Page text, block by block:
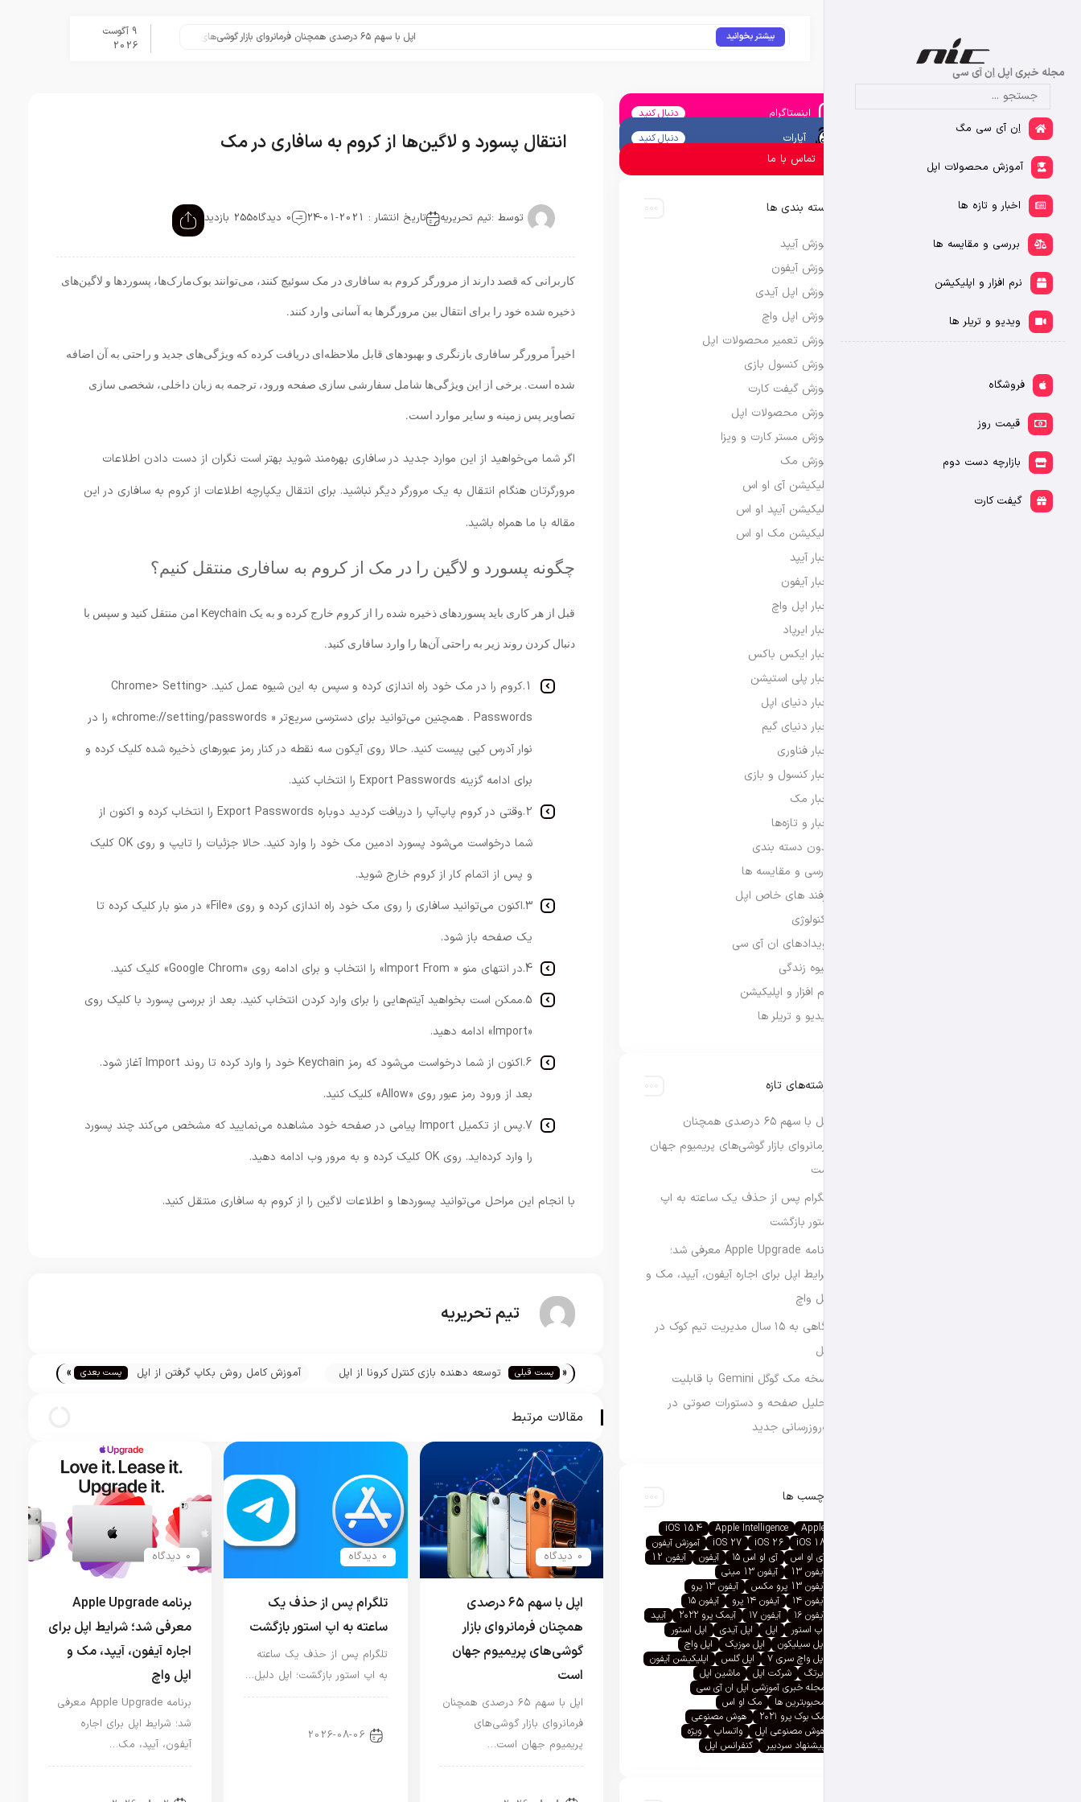
مجله خبری اپل اِن آی سی
اِن آی سی مگ
آموزش محصولات اپل
اخبار و تازه ها
بررسی و مقایسه ها
نرم افزار و اپلیکیشن
ویدیو و تریلر ها
فروشگاه
قیمت روز
بازارچه دست دوم
گیفت کارت
بیشتر بخوانید اپل با سهم ۶۵ درصدی همچنان فرمانروای بازار گوشی‌های پریمیوم جهان است تلگرام پس از حذف یک ساعته
9 آگوست
2026
انتقال پسورد و لاگین‌ها از کروم به سافاری در مک
توسط :تیم تحریریه تاریخ انتشار : 2021-01-24 0 دیدگاه 255 بازدید
کاربرانی که قصد دارند از مرورگر کروم به سافاری در مک سوئیچ کنند، می‌توانند بوک‌‌مارک‌ها، پسوردها و لاگین‌های
ذخیره شده خود را برای انتقال بین مرورگرها به آسانی وارد کنند.
اخیراً مرورگر سافاری بازنگری و بهبودهای قابل ملاحظه‌ای دریافت کرده که ویژگی‌های جدید و راحتی به آن اضافه
شده است. برخی از این ویژگی‌ها شامل سفارشی سازی صفحه ورود، ترجمه به زبان داخلی، شخصی سازی
تصاویر پس زمینه و سایر موارد است.
اگر شما می‌خواهید از این موارد جدید در سافاری بهره‌مند شوید بهتر است نگران از دست دادن اطلاعات
مرورگرتان هنگام انتقال به یک مرورگر دیگر نباشید. برای انتقال یکپارچه اطلاعات از کروم به سافاری در این
مقاله با ما همراه باشید.
چگونه پسورد و لاگین را در مک از کروم به سافاری منتقل کنیم؟
قبل از هر کاری باید پسوردهای ذخیره شده را از کروم خارج کرده و به یک Keychain امن منتقل کنید و سپس با
دنبال کردن روند زیر به راحتی آن‌ها را وارد سافاری کنید.
1.کروم را در مک خود راه اندازی کرده و سپس به این شیوه عمل کنید. Chrome> Setting>
Passwords . همچنین می‌توانید برای دسترسی سریع‌تر « chrome://setting/passwords» را در
نوار آدرس کپی پیست کنید. حالا روی آیکون سه نقطه در کنار رمز عبورهای ذخیره شده کلیک کرده و
برای ادامه گزینه Export Passwords را انتخاب کنید.
2.وقتی در کروم پاپ‌آپ را دریافت کردید دوباره Export Passwords را انتخاب کرده و اکنون از
شما درخواست می‌شود پسورد ادمین مک خود را وارد کنید. حالا جزئیات را تایپ و روی OK کلیک
و پس از اتمام کار از کروم خارج شوید.
3.اکنون می‌توانید سافاری را روی مک خود راه اندازی کرده و روی «File» در منو بار کلیک کرده تا
یک صفحه باز شود.
4.در انتهای منو « Import From» را انتخاب و برای ادامه روی «Google Chrom» کلیک کنید.
5.ممکن است بخواهید آیتم‌هایی را برای وارد کردن انتخاب کنید. بعد از بررسی پسورد با کلیک روی
«Import» ادامه دهید.
6.اکنون از شما درخواست می‌شود که رمز Keychain خود را وارد کرده تا روند Import آغاز شود.
بعد از ورود رمز عبور روی «Allow» کلیک کنید.
7.پس از تکمیل Import پیامی در صفحه خود مشاهده می‌نمایید که مشخص می‌کند چند پسورد
را وارد کرده‌اید. روی OK کلیک کرده و به مرور وب ادامه دهید.
با انجام این مراحل می‌توانید پسوردها و اطلاعات لاگین را از کروم به سافاری منتقل کنید.
تیم تحریریه
« پست قبلی
توسعه دهنده بازی کنترل کرونا از اپل
آموزش کامل روش بکاپ گرفتن از اپل
پست بعدی »
مقالات مرتبط
0 دیدگاه
اپل با سهم ۶۵ درصدی
همچنان فرمانروای بازار
گوشی‌های پریمیوم جهان
است
اپل با سهم ۶۵ درصدی همچنان
فرمانروای بازار گوشی‌های
پریمیوم جهان است…
0 دیدگاه
تلگرام پس از حذف یک
ساعته به اپ استور بازگشت
تلگرام پس از حذف یک ساعته
به اپ استور بازگشت؛ اپل دلیل…
2026-08-06
0 دیدگاه
برنامه Apple Upgrade
معرفی شد؛ شرایط اپل برای
اجاره آیفون، آیپد، مک و
اپل واچ
برنامه Apple Upgrade معرفی
شد؛ شرایط اپل برای اجاره
آیفون، آیپد، مک…
اینستاگرام دنبال کنید
آپارات دنبال کنید
تماس با ما
دسته بندی ها
آموزش آیپد
آموزش آیفون
آموزش اپل آیدی
آموزش اپل واچ
آموزش تعمیر محصولات اپل
آموزش کنسول بازی
آموزش گیفت کارت
آموزش محصولات اپل
آموزش مستر کارت و ویزا
آموزش مک
اپلیکیشن آی او اس
اپلیکیشن آیپد او اس
اپلیکیشن مک او اس
اخبار آیپد
اخبار آیفون
اخبار اپل واچ
اخبار ایرپاد
اخبار ایکس باکس
اخبار پلی استیشن
اخبار دنیای اپل
اخبار دنیای گیم
اخبار فناوری
اخبار کنسول و بازی
اخبار مک
اخبار و تازه‌ها
بدون دسته بندی
بررسی و مقایسه ها
ترفند های خاص اپل
تکنولوژی
رویدادهای ان آی سی
شیوه زندگی
نرم افزار و اپلیکیشن
ویدیو و تریلر ها
نوشته‌های تازه
اپل با سهم ۶۵ درصدی همچنان
فرمانروای بازار گوشی‌های پریمیوم جهان
است
تلگرام پس از حذف یک ساعته به اپ
استور بازگشت
برنامه Apple Upgrade معرفی شد؛
شرایط اپل برای اجاره آیفون، آیپد، مک و
اپل واچ
نگاهی به ۱۵ سال مدیریت تیم کوک در
اپل
نسخه مک گوگل Gemini با قابلیت
تحلیل صفحه و دستورات صوتی در
به‌روزرسانی جدید
برچسب ها
Apple
Apple Intelligence
iOS 15.4
iOS 18
iOS 26
iOS 27
آموزش آیفون
آی او اس
آی او اس ۱۵ آیفون
آیفون 12
آیفون 13
آیفون 13 مینی
آیفون 13 پرو مکس
آیفون ۱۳ پرو
آیفون ۱۴
آیفون ۱۴ پرو
آیفون ۱۵
آیفون ۱۶
آیفون ۱۷ آیمک پرو ۲۰۲۲
آیپد
اپ استور
اپل اپل آیدی
اپل استور
اپل سیلیکون
اپل موزیک
اپل واچ
اپل واچ سری ۷
اپل گلس
اپلیکیشن آیفون
ایرتگ
شرکت اپل
ماشین اپل
مجله خبری آموزشی اپل ان آی سی
محبوبترین ها
مک او اس
مک بوک پرو ۲۰۲۱
هوش مصنوعی
هوش مصنوعی اپل
واتساپ
ویژه
پیشنهاد سردبیر
کنفرانس اپل